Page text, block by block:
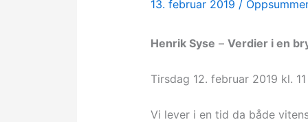
13. februar 2019 /
Henrik Syse – Verdier i en
Tirsdag 12. februar 2019 kl. 11
Vi lever i en tid da både